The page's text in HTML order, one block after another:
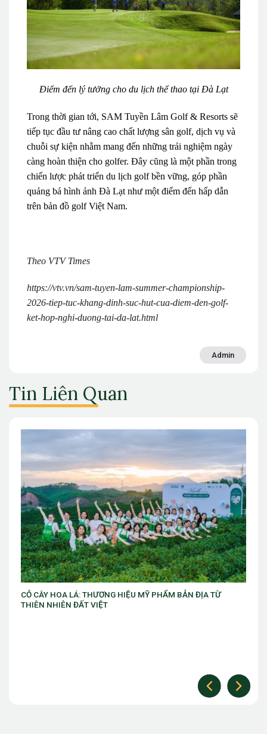
Điểm đến lý tưởng cho du lịch thể thao tại Đà Lạt
Trong thời gian tới, SAM Tuyền Lâm Golf & Resorts sẽ
tiếp tục đầu tư nâng cao chất lượng sân golf, dịch vụ và
chuỗi sự kiện nhằm mang đến những trải nghiệm ngày
càng hoàn thiện cho golfer. Đây cũng là một phần trong
chiến lược phát triển du lịch golf bền vững, góp phần
quảng bá hình ảnh Đà Lạt như một điểm đến hấp dẫn
trên bản đồ golf Việt Nam.
Theo VTV Times
https://vtv.vn/sam-tuyen-lam-summer-championship-
2026-tiep-tuc-khang-dinh-suc-hut-cua-diem-den-golf-
ket-hop-nghi-duong-tai-da-lat.html
Admin
Tin Liên Quan
VIB ra mắt chương trình “VIB Swing – Mở khóa đặc quyền,
làm chủ thời cuộc” với ưu đãi Golf lên đến 10 triệu đồng